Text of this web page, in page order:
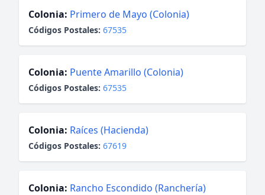
Colonia: Primero de Mayo (Colonia)
Códigos Postales: 67535
Colonia: Puente Amarillo (Colonia)
Códigos Postales: 67535
Colonia: Raíces (Hacienda)
Códigos Postales: 67619
Colonia: Rancho Escondido (Ranchería)